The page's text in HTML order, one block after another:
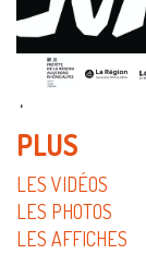
PLUS
LES VIDÉOS
LES PHOTOS
LES AFFICHES